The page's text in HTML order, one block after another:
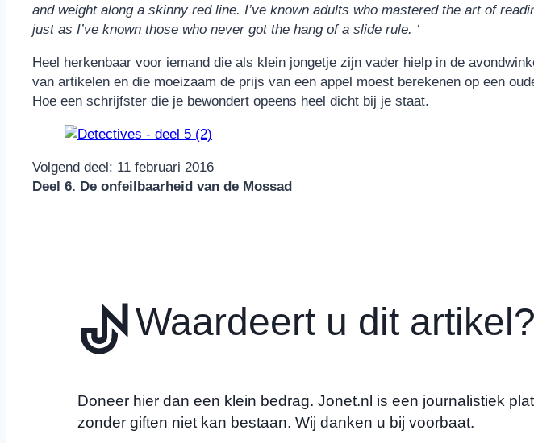
and weight along a skinny red line. I’ve known adults who mastered the art of
just as I’ve known those who never got the hang of a slide rule. ‘
Heel herkenbaar voor iemand die als klein jongetje zijn vader hielp in de
van artikelen en die moeizaam de prijs van een appel moest berekenen op een
Hoe een schrijfster die je bewondert opeens heel dicht bij je staat.
Volgend deel: 11 februari 2016
Deel 6. De onfeilbaarheid van de Mossad
Waardeert u dit artikel?
Doneer hier dan een klein bedrag. Jonet.nl is een journalistiek
zonder giften niet kan bestaan. Wij danken u bij voorbaat.